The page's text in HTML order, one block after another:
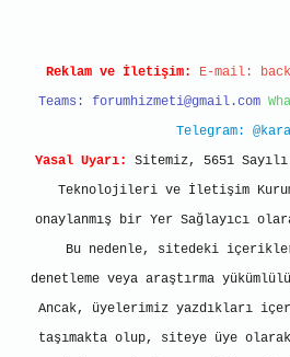
Reklam ve İletişim: E-mail:
Teams: forumhizmeti@gmail.com
Telegram:
Yasal Uyarı:
Sitemiz, 5651
Teknolojileri ve İletişim
onaylanmış bir Yer Sağlayıcı
Bu nedenle, sitedeki
denetleme veya araştırma
Ancak, üyelerimiz yazdıkları
taşımakta olup, siteye üye